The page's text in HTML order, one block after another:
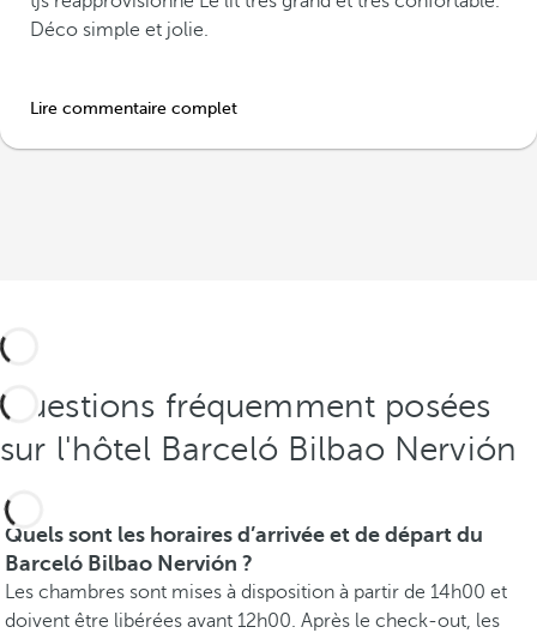
Déco simple et jolie.
Lire commentaire complet
Questions fréquemment posées
sur l'hôtel Barceló Bilbao Nervión
Quels sont les horaires d’arrivée et de départ du
Barceló Bilbao Nervión ?
Les chambres sont mises à disposition à partir de 14h00 et
doivent être libérées avant 12h00. Après le check-out, les